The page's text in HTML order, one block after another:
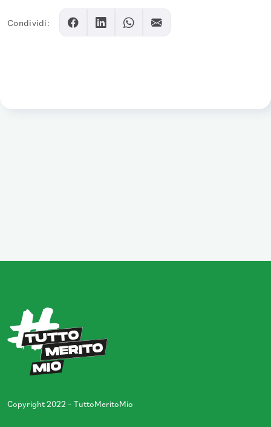
Condividi:
Copyright 2022 – TuttoMeritoMio